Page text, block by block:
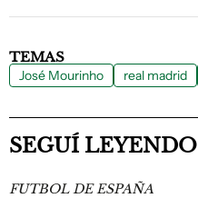
TEMAS
José Mourinho real madrid
SEGUÍ LEYENDO
FUTBOL DE ESPAÑA